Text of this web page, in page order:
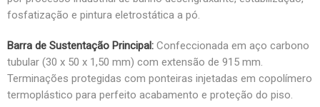
fosfatização e pintura eletrostática a pó.
Barra de Sustentação Principal: Confeccionada em aço carbono
tubular (30 x 50 x 1,50 mm) com extensão de 915 mm.
Terminações protegidas com ponteiras injetadas em copolímero
termoplástico para perfeito acabamento e proteção do piso.